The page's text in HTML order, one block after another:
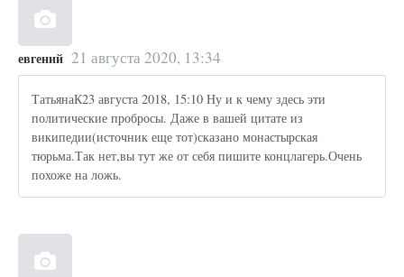
евгений 21 августа 2020, 13:34
ТатьянаК23 августа 2018, 15:10 Ну и к чему здесь эти
политические пробросы. Даже в вашей цитате из
википедии(источник еще тот)сказано монастырская
тюрьма.Так нет,вы тут же от себя пишите концлагерь.Очень
похоже на ложь.